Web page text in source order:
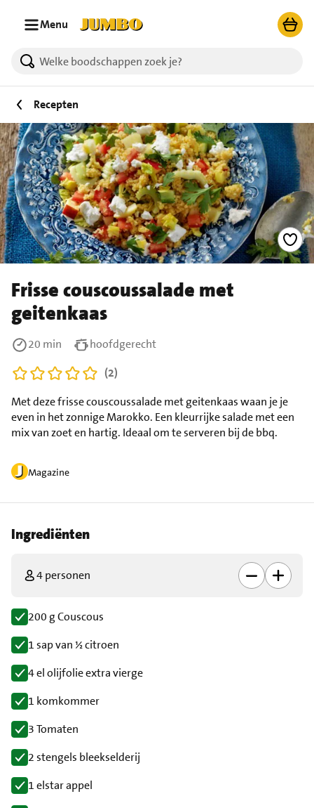
Menu
Recepten
Frisse couscoussalade met
geitenkaas
Magazine
Met deze frisse couscoussalade met geitenkaas waan je je
even in het zonnige Marokko. Een kleurrijke salade met een
mix van zoet en hartig. Ideaal om te serveren bij de bbq.
20 min
hoofdgerecht
(2)
Ingrediënten
4 personen
200 g Couscous
1 sap van ½ citroen
4 el olijfolie extra vierge
1 komkommer
3 Tomaten
2 stengels bleekselderij
1 elstar appel